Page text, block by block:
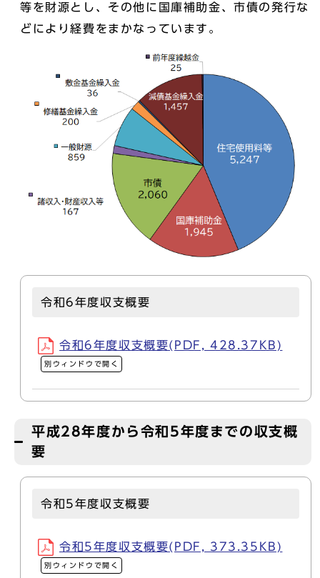
等を財源とし、その他に国庫補助金、市債の発行な
どにより経費をまかなっています。
令和6年度収支概要
令和6年度収支概要(PDF, 428.37KB)
別ウィンドウで開く
平成28年度から令和5年度までの収支概
要
令和5年度収支概要
令和5年度収支概要(PDF, 373.35KB)
別ウィンドウで開く